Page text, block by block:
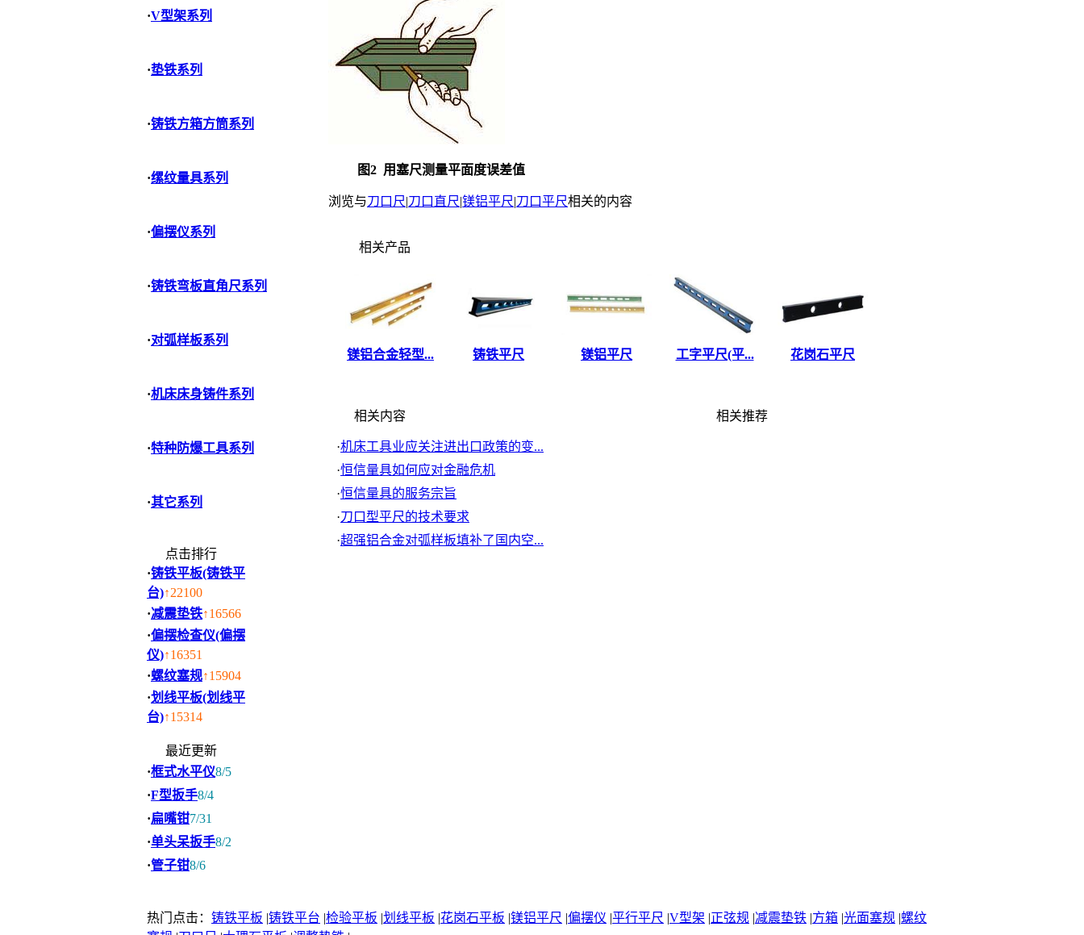
·V型架系列
·垫铁系列
·铸铁方箱方筒系列
·缧纹量具系列
·偏摆仪系列
·铸铁弯板直角尺系列
·对弧样板系列
·机床床身铸件系列
·特种防爆工具系列
·其它系列
点击排行
·铸铁平板(铸铁平
台)↑22100
·减震垫铁↑16566
·偏摆检查仪(偏摆
仪)↑16351
·螺纹塞规↑15904
·划线平板(划线平
台)↑15314
最近更新
·框式水平仪8/5
·F型扳手8/4
·扁嘴钳7/31
·单头呆扳手8/2
·管子钳8/6
图2 用塞尺测量平面度误差值
浏览与刀口尺|刀口直尺|镁铝平尺|刀口平尺相关的内容
相关产品
镁铝合金轻型... 铸铁平尺 镁铝平尺 工字平尺(平... 花岗石平尺
相关内容
·机床工具业应关注进出口政策的变...
·恒信量具如何应对金融危机
·恒信量具的服务宗旨
·刀口型平尺的技术要求
·超强铝合金对弧样板填补了国内空...
相关推荐
热门点击： 铸铁平板 |铸铁平台 |检验平板 |划线平板 |花岗石平板 |镁铝平尺 |偏摆仪 |平行平尺 |V型架 |正弦规 |减震垫铁 |方箱 |光面塞规 |螺纹